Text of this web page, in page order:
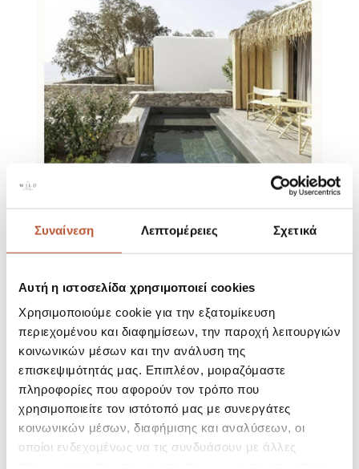
Συναίνεση Λεπτομέρειες Σχετικά
Αυτή η ιστοσελίδα χρησιμοποιεί cookies
Χρησιμοποιούμε cookie για την εξατομίκευση
περιεχομένου και διαφημίσεων, την παροχή λειτουργιών
κοινωνικών μέσων και την ανάλυση της
επισκεψιμότητάς μας. Επιπλέον, μοιραζόμαστε
πληροφορίες που αφορούν τον τρόπο που
χρησιμοποιείτε τον ιστότοπό μας με συνεργάτες
κοινωνικών μέσων, διαφήμισης και αναλύσεων, οι
οποίοι ενδεχομένως να τις συνδυάσουν με άλλες
Recent Posts
Hello world!
Recent Comments